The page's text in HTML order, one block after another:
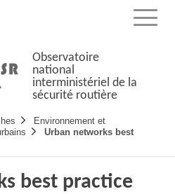
Menu
Observatoire
national
interministériel de la
sécurité routière
Environnement et
Urban networks best
best practice